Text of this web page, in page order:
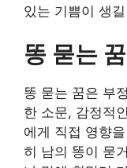
있는 기쁨이 생
똥 묻는
똥 묻는 꿈은 부
한 소문, 감정적
에게 직접 영향
히 남의 똥이 묻